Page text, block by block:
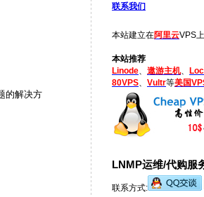
的解决方
联系我们
本站建立在阿里云VPS上
本站推荐
Linode
遨游主机、
80VPS
Vultr等美国
LNMP运维/代购服
联系方式: